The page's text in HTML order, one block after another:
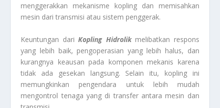
menggerakkan mekanisme kopling dan memisahkan
mesin dari transmisi atau sistem penggerak.
Keuntungan dariKopling Hidrolikmelibatkan respons
yang lebih baik, pengoperasian yang lebih halus, dan
kurangnya keausan pada komponen mekanis karena
tidak ada gesekan langsung. Selain itu, kopling ini
memungkinkan pengendara untuk lebih mudah
mengontrol tenaga yang di transfer antara mesin dan